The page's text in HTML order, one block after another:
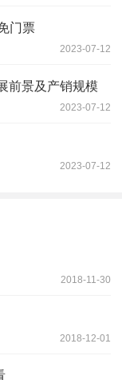
门票
2023-07-12
前景及产销规模
2023-07-12
2023-07-12
2018-11-30
2018-12-01